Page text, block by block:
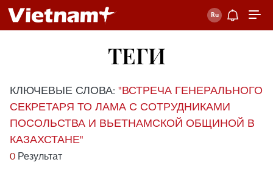
ТЕГИ
КЛЮЧЕВЫЕ СЛОВА: "ВСТРЕЧА ГЕНЕРАЛЬНОГО
СЕКРЕТАРЯ ТО ЛАМА С СОТРУДНИКАМИ
ПОСОЛЬСТВА И ВЬЕТНАМСКОЙ ОБЩИНОЙ В
КАЗАХСТАНЕ"
0 Результат